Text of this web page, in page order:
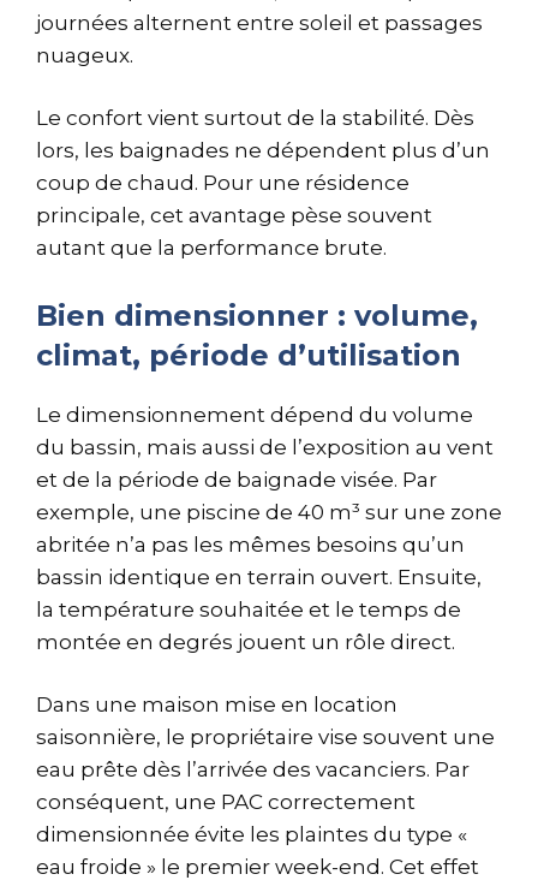
journées alternent entre soleil et passages
nuageux.
Le confort vient surtout de la stabilité. Dès
lors, les baignades ne dépendent plus d’un
coup de chaud. Pour une résidence
principale, cet avantage pèse souvent
autant que la performance brute.
Bien dimensionner : volume,
climat, période d’utilisation
Le dimensionnement dépend du volume
du bassin, mais aussi de l’exposition au vent
et de la période de baignade visée. Par
exemple, une piscine de 40 m³ sur une zone
abritée n’a pas les mêmes besoins qu’un
bassin identique en terrain ouvert. Ensuite,
la température souhaitée et le temps de
montée en degrés jouent un rôle direct.
Dans une maison mise en location
saisonnière, le propriétaire vise souvent une
eau prête dès l’arrivée des vacanciers. Par
conséquent, une PAC correctement
dimensionnée évite les plaintes du type «
eau froide » le premier week-end. Cet effet